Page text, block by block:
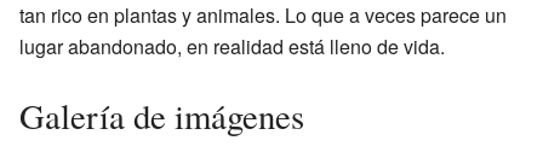
tan rico en plantas y animales. Lo que a veces parece un
lugar abandonado, en realidad está lleno de vida.
Galería de imágenes